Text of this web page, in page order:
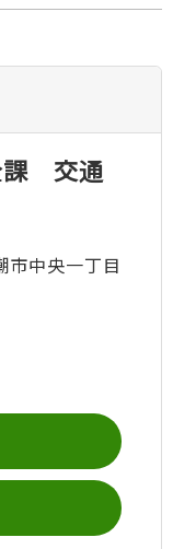
課 交通
中央一丁目